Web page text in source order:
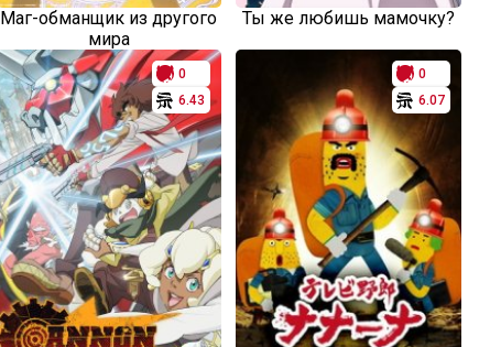
Маг-обманщик из другого
мира
Ты же любишь мамочку?
0
6.43
0
6.07